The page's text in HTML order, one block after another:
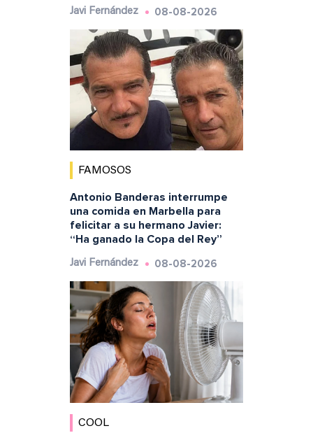
Javi Fernández 08-08-2026
FAMOSOS
Antonio Banderas interrumpe
una comida en Marbella para
felicitar a su hermano Javier:
“Ha ganado la Copa del Rey”
Javi Fernández 08-08-2026
COOL